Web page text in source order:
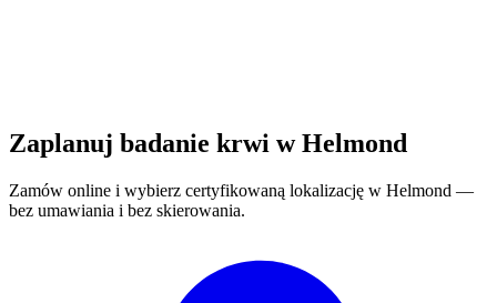
Zaplanuj badanie krwi w Helmond
Zamów online i wybierz certyfikowaną lokalizację w Helmond —
bez umawiania i bez skierowania.